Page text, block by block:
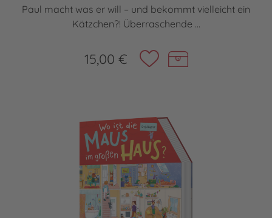
Paul macht was er will – und bekommt vielleicht ein
Kätzchen?! Überraschende ...
15,00 €